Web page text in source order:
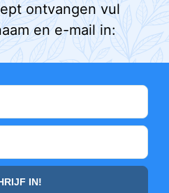
ontvangen vul
en e-mail in: